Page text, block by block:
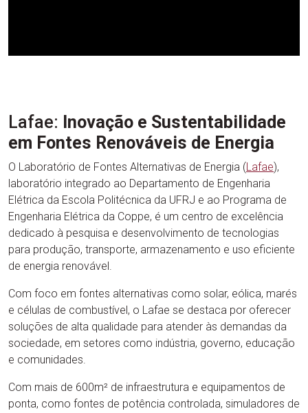
Lafae: Inovação e Sustentabilidade
em Fontes Renováveis de Energia
O Laboratório de Fontes Alternativas de Energia (Lafae),
laboratório integrado ao Departamento de Engenharia
Elétrica da Escola Politécnica da UFRJ e ao Programa de
Engenharia Elétrica da Coppe, é um centro de excelência
dedicado à pesquisa e desenvolvimento de tecnologias
para produção, transporte, armazenamento e uso eficiente
de energia renovável.
Com foco em fontes alternativas como solar, eólica, marés
e células de combustível, o Lafae se destaca por oferecer
soluções de alta qualidade para atender às demandas da
sociedade, em setores como indústria, governo, educação
e comunidades.
Com mais de 600m² de infraestrutura e equipamentos de
ponta, como fontes de potência controlada, simuladores de